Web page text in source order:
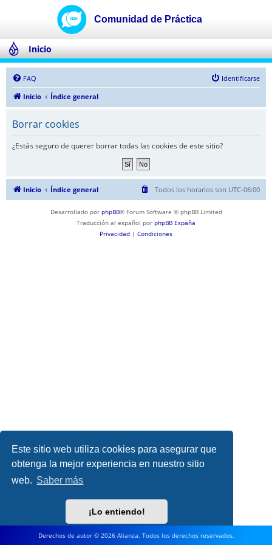
Este sitio web utiliza cookies para asegurar que
obtenga la mejor experiencia en nuestro sitio
web. Saber más
¡Lo entiendo!
Inicio
FAQ
Identificarse
Inicio
Índice general
Borrar cookies
¿Estás seguro de querer borrar todas las cookies de este sitio?
Inicio Índice general Todos los horarios son UTC-06:00
Desarrollado por phpBB® Forum Software © phpBB Limited
Traducción al español por phpBB España
Privacidad | Condiciones
Derechos de autor © 2026 Alianza. Todos los derechos reservados.